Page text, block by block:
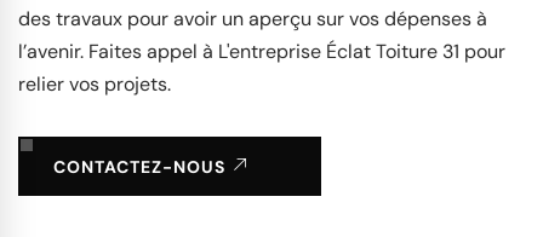
des travaux pour avoir un aperçu sur vos dépenses à
l’avenir. Faites appel à L'entreprise Éclat Toiture 31 pour
relier vos projets.
CONTACTEZ-NOUS